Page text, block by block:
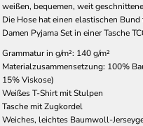
weißen, bequemen, weit
Die Hose hat einen elastischen
Damen Pyjama Set in einer Tasche
Grammatur in g/m²: 140 g/m²
Materialzusammensetzung: 100%
15% Viskose)
Weißes T-Shirt mit Stulpen
Tasche mit Zugkordel
Weiches, leichtes Baumwoll-